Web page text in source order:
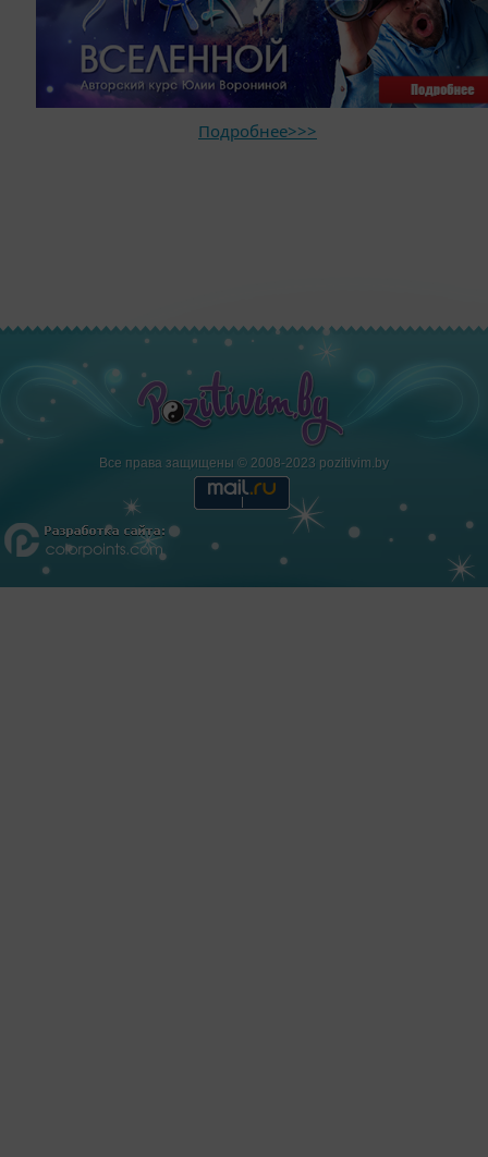
Подробнее>>>
Все права защищены © 2008-2023 pozitivim.by